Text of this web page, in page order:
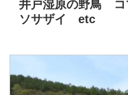
井戸湿原の野鳥
ソサザイ etc